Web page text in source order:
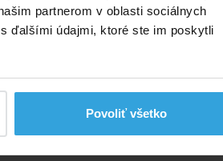
partnerom v oblasti sociálnych
ďalšími údajmi, ktoré ste im poskytli
Povoliť všetko